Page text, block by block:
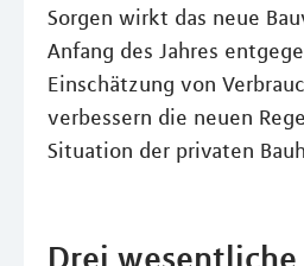
Sorgen wirkt das neue
Anfang des Jahres
Einschätzung von
verbessern die neuen
Situation der privaten